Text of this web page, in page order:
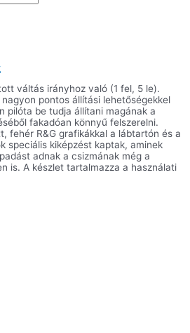
váltás irányhoz való (1 fel, 5 le).
pontos állítási lehetőségekkel
pilóta be tudja állítani magának a
fakadóan könnyű felszerelni.
fehér R&G grafikákkal a lábtartón és a
speciális kiképzést kaptak, aminek
adnak a csizmának még a
is. A készlet tartalmazza a használati